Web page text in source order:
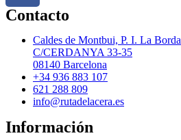
Contacto
Caldes de Montbui, P. I. La Borda
C/CERDANYA 33-35
08140 Barcelona
+34 936 883 107
621 288 809
info@rutadelacera.es
Información